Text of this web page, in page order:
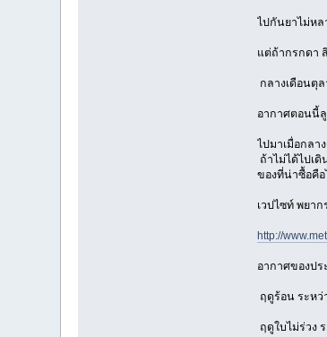
ไปกันยาไม่หล
แต่ถ้ากรกดา
กลางเดือนตุ
อากาศตอนนี้
ไปมาเมื่อกลา
ถ้าไม่ได้ไปเ
ของที่น่าซื้อคือ
เวปไซท์ พยา
http://
อากาศของปร
ฤดูร้อน ระหว่
ฤดูใบไม่ร่วง